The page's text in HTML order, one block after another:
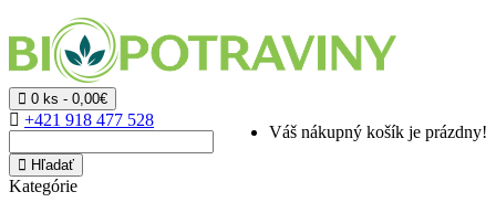
0 ks - 0,00€
Váš nákupný košík je prázdny!
+421 918 477 528
Hľadať
Kategórie